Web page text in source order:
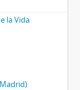
la Vida